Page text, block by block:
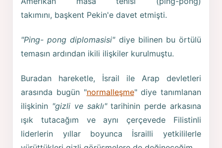
takımını, başkent Pekin'e davet etmişti.
"Ping- pong diplomasisi"diye bilinen bu örtülü
temasın ardından ikili ilişkiler kurulmuştu.
Buradan hareketle, İsrail ile Arap devletleri
arasında bugün "normalleşme" diye tanımlanan
ilişkinin "gizli ve saklı"tarihinin perde arkasına
ışık tutacağım ve aynı çerçevede Filistinli
liderlerin yıllar boyunca İsrailli yetkililerle